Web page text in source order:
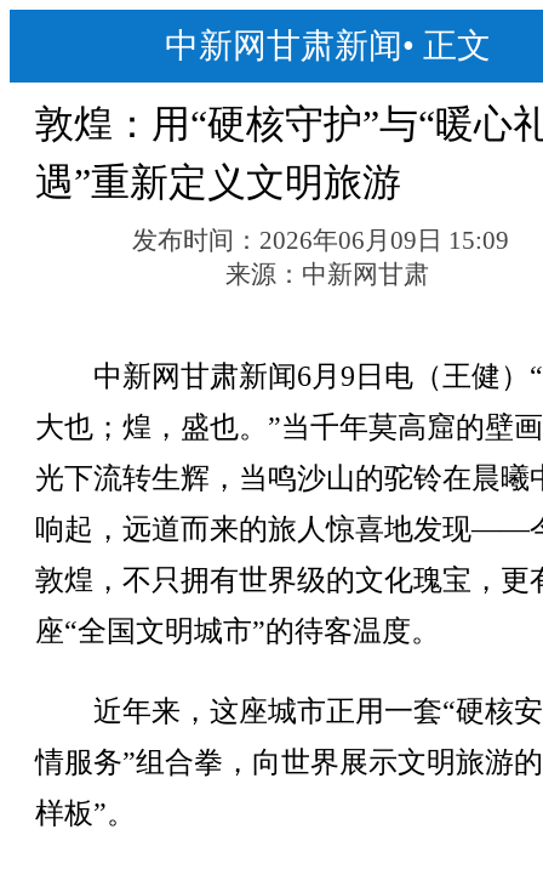
中新网甘肃新闻• 正文
敦煌：用“硬核守护”与“暖心
遇”重新定义文明旅游
发布时间： 2026年06月09日 15:09
来源： 中新网甘肃
中新网甘肃新闻6月9日电（王健）
大也；煌，盛也。”当千年莫高窟的壁
光下流转生辉，当鸣沙山的驼铃在晨曦
响起，远道而来的旅人惊喜地发现——
敦煌，不只拥有世界级的文化瑰宝，更
座“全国文明城市”的待客温度。
近年来，这座城市正用一套“硬核
情服务”组合拳，向世界展示文明旅游
样板”。